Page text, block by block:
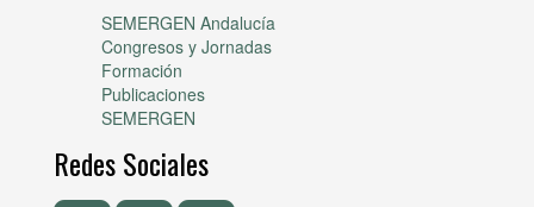
SEMERGEN Andalucía
Congresos y Jornadas
Formación
Publicaciones
SEMERGEN
Redes Sociales